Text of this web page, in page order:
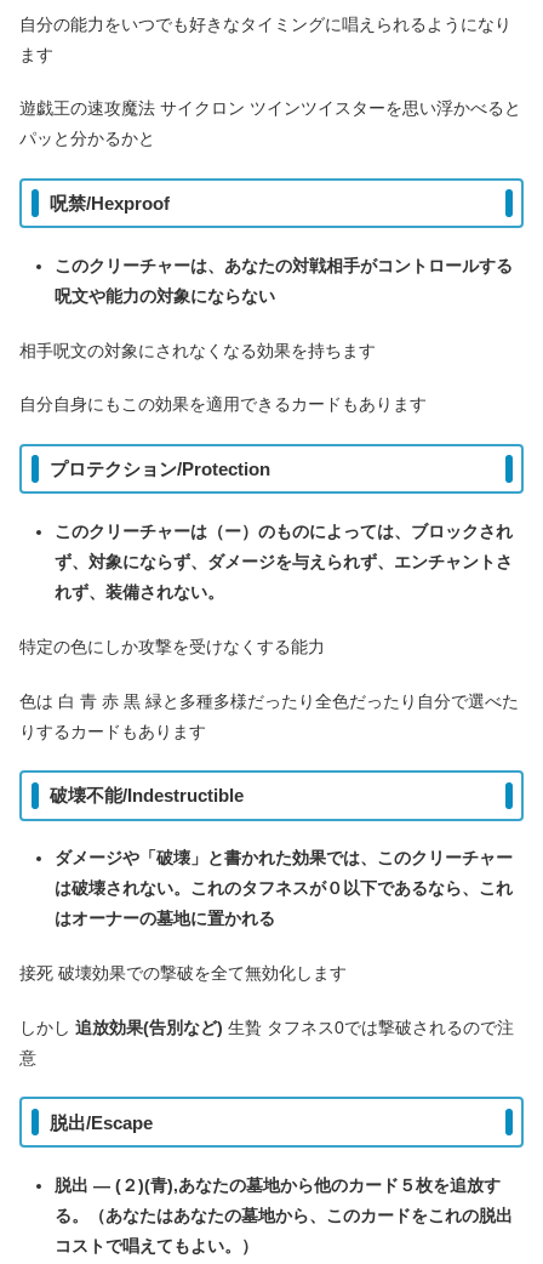
自分の能力をいつでも好きなタイミングに唱えられるようになり
ます
遊戯王の速攻魔法 サイクロン ツインツイスターを思い浮かべると
パッと分かるかと
呪禁/Hexproof
このクリーチャーは、あなたの対戦相手がコントロールする
呪文や能力の対象にならない
相手呪文の対象にされなくなる効果を持ちます
自分自身にもこの効果を適用できるカードもあります
プロテクション/Protection
このクリーチャーは（ー）のものによっては、ブロックされ
ず、対象にならず、ダメージを与えられず、エンチャントさ
れず、装備されない。
特定の色にしか攻撃を受けなくする能力
色は 白 青 赤 黒 緑と多種多様だったり全色だったり自分で選べた
りするカードもあります
破壊不能/Indestructible
ダメージや「破壊」と書かれた効果では、このクリーチャー
は破壊されない。これのタフネスが０以下であるなら、これ
はオーナーの墓地に置かれる
接死 破壊効果での撃破を全て無効化します
しかし 追放効果(告別など) 生贄 タフネス0では撃破されるので注
意
脱出/Escape
脱出 ― (２)(青),あなたの墓地から他のカード５枚を追放す
る。（あなたはあなたの墓地から、このカードをこれの脱出
コストで唱えてもよい。）